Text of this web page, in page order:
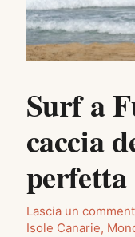
Surf a
caccia
perfetta
Lascia un
Isole Canarie,